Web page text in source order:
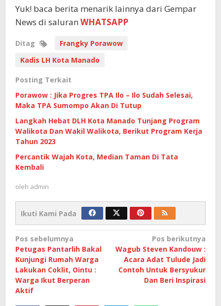
Yuk! baca berita menarik lainnya dari Gempar
News di saluran WHATSAPP
Ditag
Frangky Porawow
Kadis LH Kota Manado
Posting Terkait
Porawow : Jika Progres TPA Ilo – Ilo Sudah Selesai,
Maka TPA Sumompo Akan Di Tutup
Langkah Hebat DLH Kota Manado Tunjang Program
Walikota Dan Wakil Walikota, Berikut Program Kerja
Tahun 2023
Percantik Wajah Kota, Median Taman Di Tata
Kembali
oleh admin
Ikuti Kami Pada
Navigasi
pos
Pos sebelumnya
Petugas Pantarlih Bakal
Kunjungi Rumah Warga
Lakukan Coklit, Ointu :
Warga Ikut Berperan
Aktif
Pos berikutnya
Wagub Steven Kandouw :
Acara Adat Tulude Jadi
Contoh Untuk Bersyukur
Dan Beri Inspirasi